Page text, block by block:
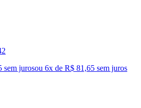
sem jurosou 6x de R$ 81,65 sem juros